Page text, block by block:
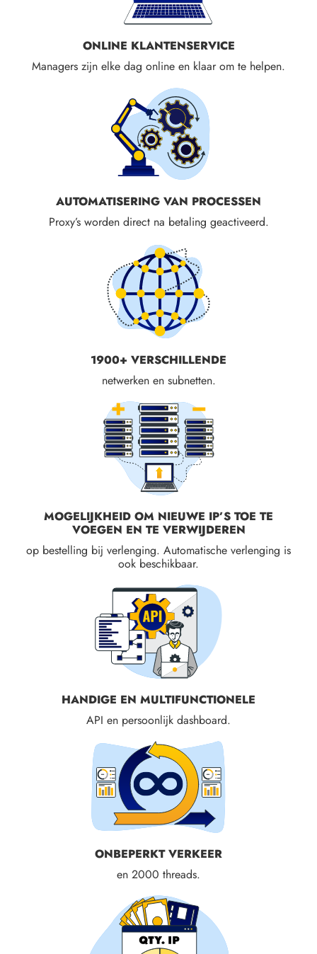
ONLINE KLANTENSERVICE
Managers zijn elke dag online en klaar om te helpen.
AUTOMATISERING VAN PROCESSEN
Proxy’s worden direct na betaling geactiveerd.
1900+ VERSCHILLENDE
netwerken en subnetten.
MOGELIJKHEID OM NIEUWE IP’S TOE TE
VOEGEN EN TE VERWIJDEREN
op bestelling bij verlenging. Automatische verlenging is
ook beschikbaar.
HANDIGE EN MULTIFUNCTIONELE
API en persoonlijk dashboard.
ONBEPERKT VERKEER
en 2000 threads.